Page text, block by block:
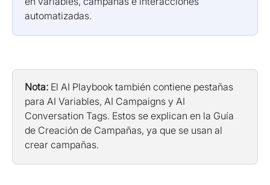
automatizadas.
Nota: El AI Playbook también contiene pestañas
para AI Variables, AI Campaigns y AI
Conversation Tags. Estos se explican en la Guía
de Creación de Campañas, ya que se usan al
crear campañas.